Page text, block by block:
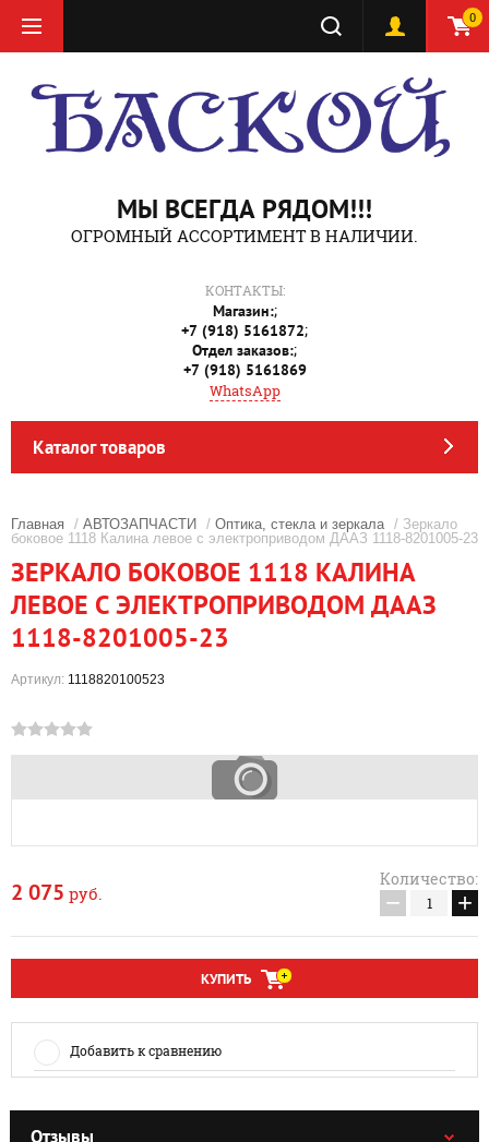
0
МЫ ВСЕГДА РЯДОМ!!!
ОГРОМНЫЙ АССОРТИМЕНТ В НАЛИЧИИ.
КОНТАКТЫ:
Магазин:;
+7 (918) 5161872;
Отдел заказов:;
+7 (918) 5161869
WhatsApp
Каталог товаров
Главная / АВТОЗАПЧАСТИ / Оптика, стекла и зеркала / Зеркало
боковое 1118 Калина левое с электроприводом ДААЗ 1118-8201005-23
ЗЕРКАЛО БОКОВОЕ 1118 КАЛИНА
ЛЕВОЕ С ЭЛЕКТРОПРИВОДОМ ДААЗ
1118-8201005-23
Артикул: 1118820100523
2 075 руб.
Количество:
− +
КУПИТЬ
Добавить к сравнению
Отзывы